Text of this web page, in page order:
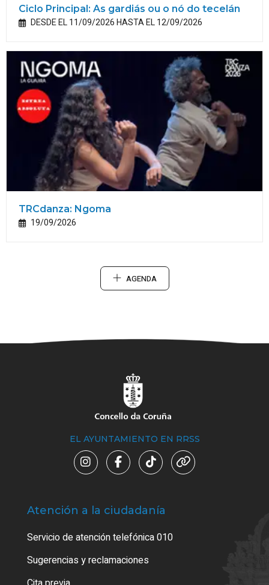
Ciclo Principal: As gardiás ou o nó do tecelán
DESDE EL 11/09/2026 HASTA EL 12/09/2026
TRCdanza: Ngoma
19/09/2026
AGENDA
EL AYUNTAMIENTO EN RRSS
Atención a la ciudadanía
Servicio de atención telefónica 010
Sugerencias y reclamaciones